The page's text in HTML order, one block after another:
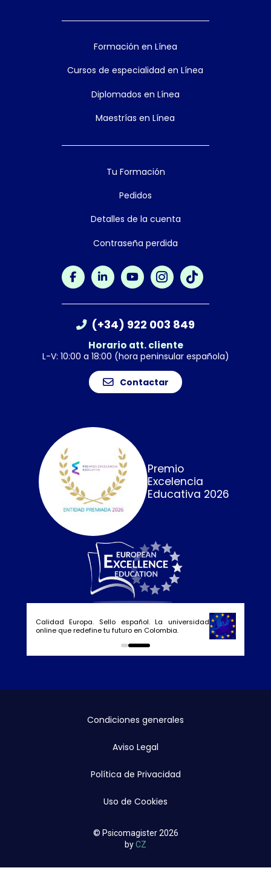
Formación en Línea
Cursos de especialidad en Línea
Diplomados en Línea
Maestrías en Línea
Tu Formación
Pedidos
Detalles de la cuenta
Contraseña perdida
(+34) 922 003 849
Horario att. cliente
L-V: 10:00 a 18:00 (hora peninsular española)
Contactar
Premio
Excelencia
Educativa 2026
Calidad Europa. Sello español. La universidad
online que redefine tu futuro en Colombia.
0 1
Condiciones generales
Aviso Legal
Política de Privacidad
Uso de Cookies
© Psicomagister 2026
byCZ